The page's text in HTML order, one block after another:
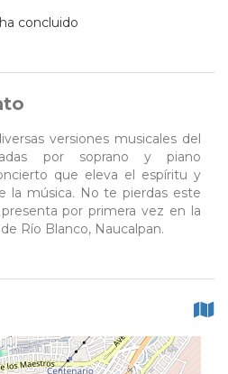
concluido
versiones musicales del
por soprano y piano
que eleva el espíritu y
la música. No te pierdas este
por primera vez en la
Río Blanco, Naucalpan.